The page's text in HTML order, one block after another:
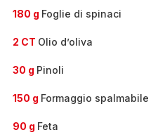
180 g Foglie di spinaci
2 CT Olio d’oliva
30 g Pinoli
150 g Formaggio spalmabile
90 g Feta